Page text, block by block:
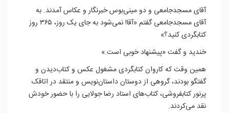
آقای مسجدجامعی و دو مینی‌بوس خبرنگار و عکاس آمدند. به
آقای مسجدجامعی گفتم «آقا!‌ نمی‌شود به جای یک روز، ۳۶۵ روز
کتابگردی کنید؟»
خندید و گفت «پیشنهاد خوبی است.»
همین وقت که کاروان کتابگردی مشغول عکس و کتاب‌دیدن و
گفتگو بودند، گروهی از دوستان داستان‌نویس و منتقد در اتاقک
پرنور کتابفروشی، کتاب‌های استاد رضا جولایی را با حضور خودش
نقد می‌کردند.